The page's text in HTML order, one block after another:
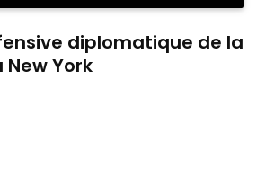
diplomatique de la
New York